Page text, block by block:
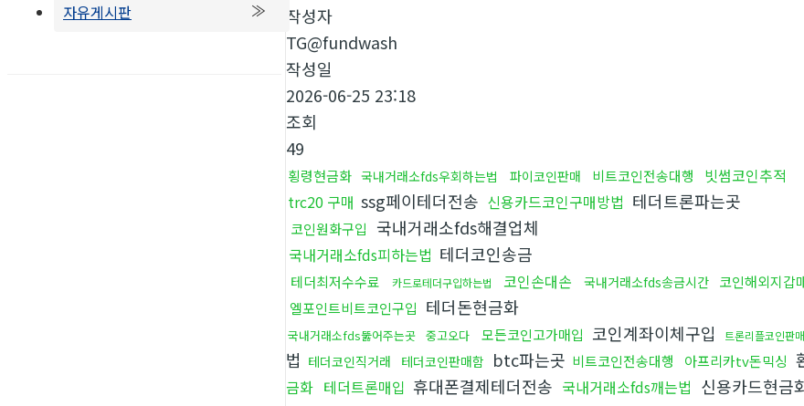
자유게시판
작성자
TG@fundwash
작성일
2026-06-25 23:18
조회
49
횡령현금화 국내거래소fds우회하는법 파이코인판매 비트코인전송대행
빗썸코인추적
trc20 구매 ssg페이테더전송 신용카드코인구매방법 테더트론파는곳
코인원화구입 국내거래소fds해결업체
국내거래소fds피하는법 테더코인송금
테더최저수수료 카드로테더구입하는법 코인손대손 국내거래소fds송금시간 코인해외지갑
엘포인트비트코인구입 테더돈현금화
국내거래소fds뚫어주는곳 중고오다 모든코인고가매입 코인계좌이체구입 트론리플코인판매
법 테더코인직거래 테더코인판매함 btc파는곳 비트코인전송대행 아프리카tv돈믹싱
금화 테더트론매입 휴대폰결제테더전송 국내거래소fds깨는법 신용카드현금